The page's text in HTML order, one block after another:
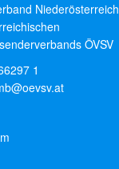
Niederösterreich
ÖVSV
1